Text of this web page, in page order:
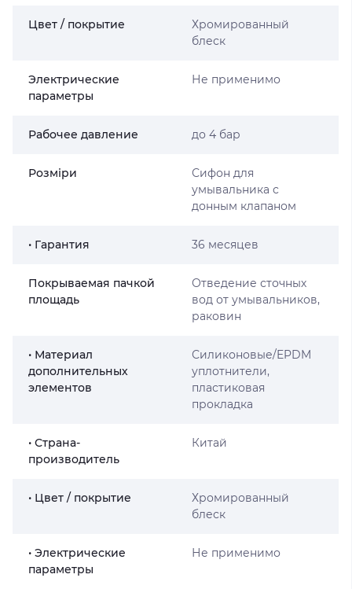
Цвет / покрытие
Хромированный
блеск
Электрические
параметры
Не применимо
Рабочее давление до 4 бар
Розміри
Сифон для
умывальника с
донным клапаном
• Гарантия 36 месяцев
Покрываемая пачкой
площадь
Отведение сточных
вод от умывальников,
раковин
• Материал
дополнительных
элементов
Силиконовые/EPDM
уплотнители,
пластиковая
прокладка
• Страна-
производитель
Китай
• Цвет / покрытие
Хромированный
блеск
• Электрические
параметры
Не применимо